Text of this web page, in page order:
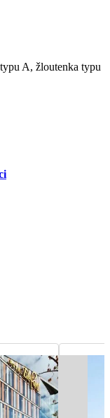
A, žloutenka typu